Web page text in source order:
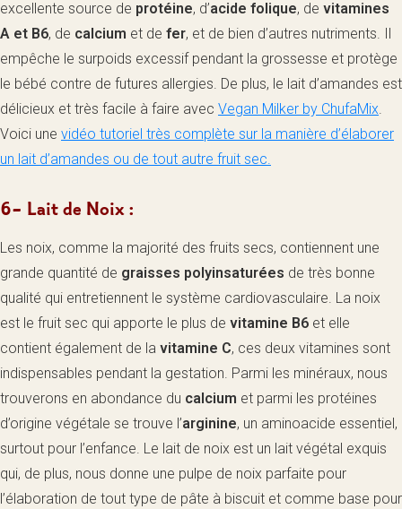
excellente source de protéine, d’acide folique, de vitamines
A et B6, de calcium et de fer, et de bien d’autres nutriments. Il
empêche le surpoids excessif pendant la grossesse et protège
le bébé contre de futures allergies. De plus, le lait d’amandes est
délicieux et très facile à faire avec Vegan Milker by ChufaMix.
Voici une vidéo tutoriel très complète sur la manière d’élaborer
un lait d’amandes ou de tout autre fruit sec.
6- Lait de Noix :
Les noix, comme la majorité des fruits secs, contiennent une
grande quantité de graisses polyinsaturées de très bonne
qualité qui entretiennent le système cardiovasculaire. La noix
est le fruit sec qui apporte le plus de vitamine B6 et elle
contient également de la vitamine C, ces deux vitamines sont
indispensables pendant la gestation. Parmi les minéraux, nous
trouverons en abondance du calcium et parmi les protéines
d’origine végétale se trouve l’arginine, un aminoacide essentiel,
surtout pour l’enfance. Le lait de noix est un lait végétal exquis
qui, de plus, nous donne une pulpe de noix parfaite pour
l’élaboration de tout type de pâte à biscuit et comme base pour